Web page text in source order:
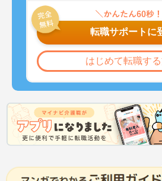
転職サポートに
はじめて転職す